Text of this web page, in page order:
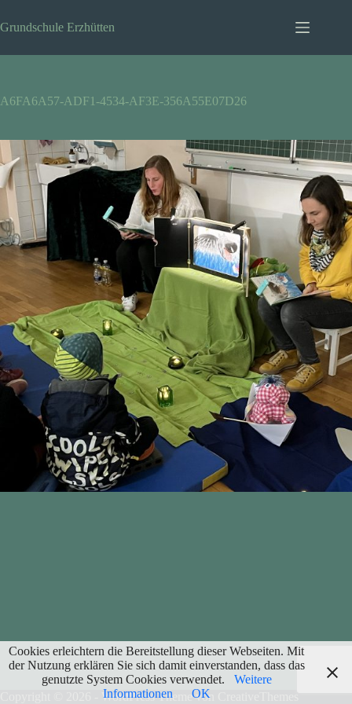
Inhalt
springen
Grundschule Erzhütten
A6FA6A57-ADF1-4534-AF3E-356A55E07D26
Copyright © 2026 - WordPress Theme von
Cookies erleichtern die Bereitstellung dieser Webseiten. Mit
der Nutzung erklären Sie sich damit einverstanden, dass das
genutzte System Cookies verwendet.
Weitere
Informationen
OK